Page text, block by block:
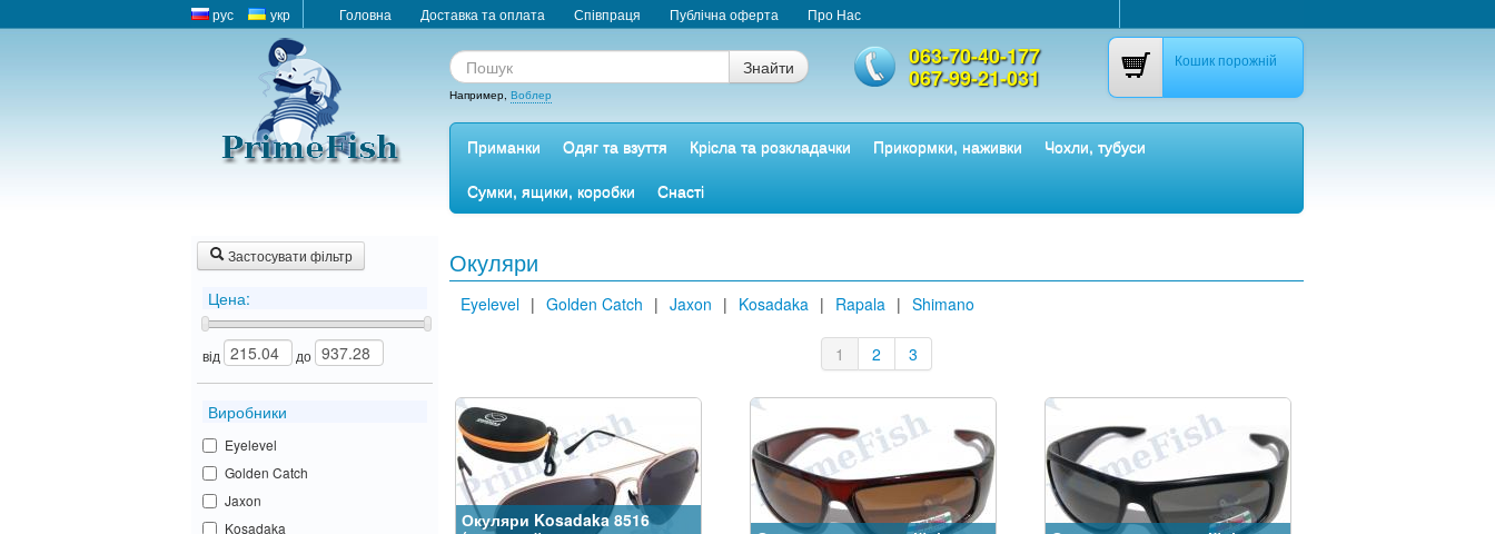
рус укр Головна Доставка та оплата Співпраця Публічна оферта Про Нас
Знайти
Например, Воблер
063-70-40-177
067-99-21-031
Кошик порожній
Приманки Одяг та взуття Крісла та розкладачки Прикормки, наживки
Чохли, тубуси
Сумки, ящики, коробки
Снасті
Застосувати фільтр
Цена:
від до
Виробники
Eyelevel
Golden Catch
Jaxon
Kosadaka
Окуляри
Eyelevel | Golden Catch | Jaxon | Kosadaka | Rapala | Shimano
1 2 3
Окуляри Kosadaka 8516